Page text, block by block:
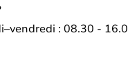
: 08.30 -